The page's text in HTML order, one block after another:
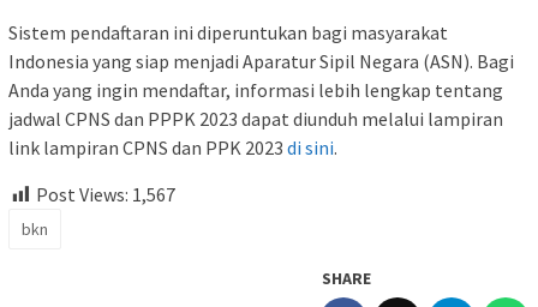
Sistem pendaftaran ini diperuntukan bagi masyarakat
Indonesia yang siap menjadi Aparatur Sipil Negara (ASN). Bagi
Anda yang ingin mendaftar, informasi lebih lengkap tentang
jadwal CPNS dan PPPK 2023 dapat diunduh melalui lampiran
link lampiran CPNS dan PPK 2023 di sini.
Post Views: 1,567
bkn
SHARE